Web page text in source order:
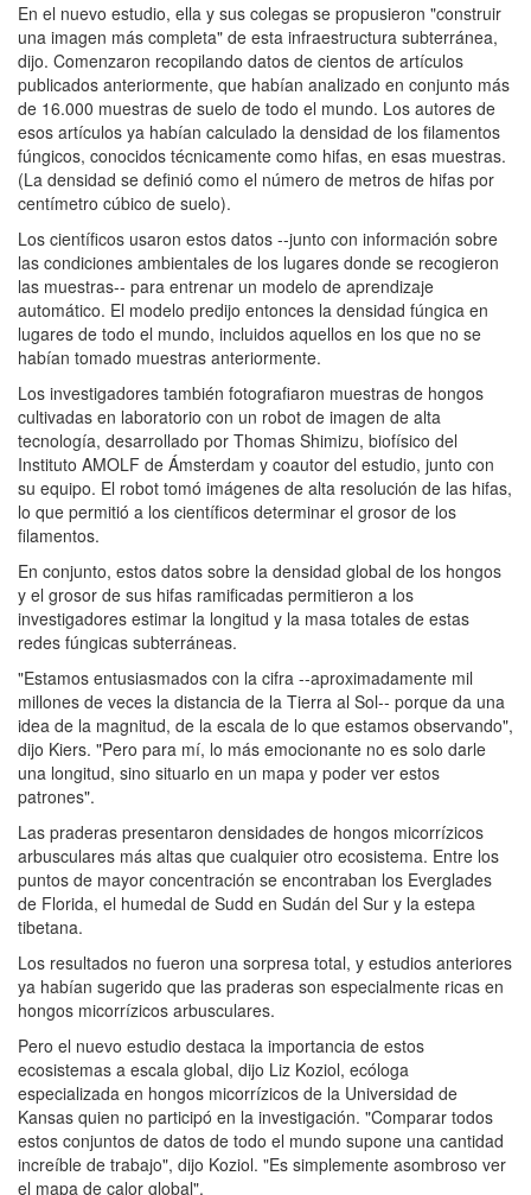
En el nuevo estudio, ella y sus colegas se propusieron "construir
una imagen más completa" de esta infraestructura subterránea,
dijo. Comenzaron recopilando datos de cientos de artículos
publicados anteriormente, que habían analizado en conjunto más
de 16.000 muestras de suelo de todo el mundo. Los autores de
esos artículos ya habían calculado la densidad de los filamentos
fúngicos, conocidos técnicamente como hifas, en esas muestras.
(La densidad se definió como el número de metros de hifas por
centímetro cúbico de suelo).
Los científicos usaron estos datos --junto con información sobre
las condiciones ambientales de los lugares donde se recogieron
las muestras-- para entrenar un modelo de aprendizaje
automático. El modelo predijo entonces la densidad fúngica en
lugares de todo el mundo, incluidos aquellos en los que no se
habían tomado muestras anteriormente.
Los investigadores también fotografiaron muestras de hongos
cultivadas en laboratorio con un robot de imagen de alta
tecnología, desarrollado por Thomas Shimizu, biofísico del
Instituto AMOLF de Ámsterdam y coautor del estudio, junto con
su equipo. El robot tomó imágenes de alta resolución de las hifas,
lo que permitió a los científicos determinar el grosor de los
filamentos.
En conjunto, estos datos sobre la densidad global de los hongos
y el grosor de sus hifas ramificadas permitieron a los
investigadores estimar la longitud y la masa totales de estas
redes fúngicas subterráneas.
"Estamos entusiasmados con la cifra --aproximadamente mil
millones de veces la distancia de la Tierra al Sol-- porque da una
idea de la magnitud, de la escala de lo que estamos observando",
dijo Kiers. "Pero para mí, lo más emocionante no es solo darle
una longitud, sino situarlo en un mapa y poder ver estos
patrones".
Las praderas presentaron densidades de hongos micorrízicos
arbusculares más altas que cualquier otro ecosistema. Entre los
puntos de mayor concentración se encontraban los Everglades
de Florida, el humedal de Sudd en Sudán del Sur y la estepa
tibetana.
Los resultados no fueron una sorpresa total, y estudios anteriores
ya habían sugerido que las praderas son especialmente ricas en
hongos micorrízicos arbusculares.
Pero el nuevo estudio destaca la importancia de estos
ecosistemas a escala global, dijo Liz Koziol, ecóloga
especializada en hongos micorrízicos de la Universidad de
Kansas quien no participó en la investigación. "Comparar todos
estos conjuntos de datos de todo el mundo supone una cantidad
increíble de trabajo", dijo Koziol. "Es simplemente asombroso ver
el mapa de calor global".